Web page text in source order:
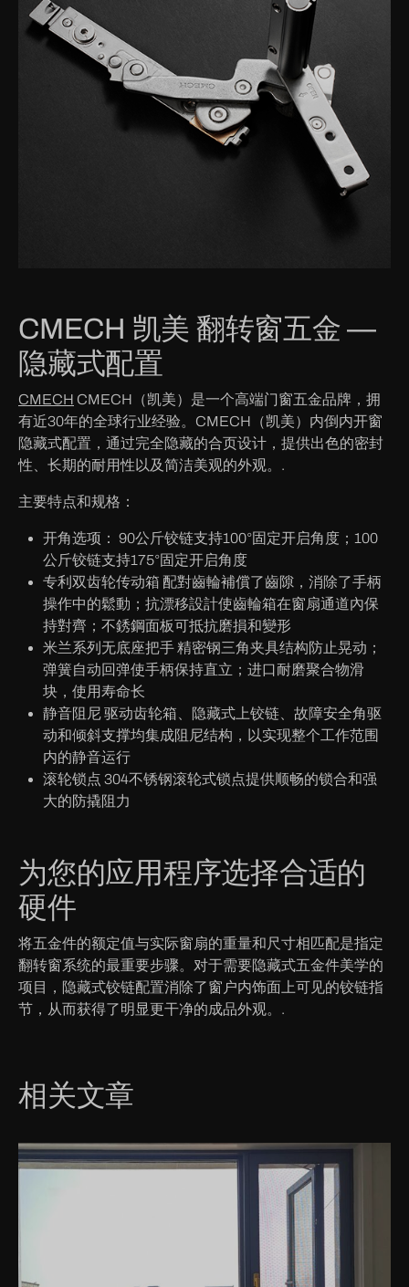
CMECH 凯美 翻转窗五金 —
隐藏式配置
CMECH CMECH（凯美）是一个高端门窗五金品牌，拥
有近30年的全球行业经验。CMECH（凯美）内倒内开窗
隐藏式配置，通过完全隐藏的合页设计，提供出色的密封
性、长期的耐用性以及简洁美观的外观。.
主要特点和规格：
开角选项： 90公斤铰链支持100°固定开启角度；100
公斤铰链支持175°固定开启角度
专利双齿轮传动箱 配對齒輪補償了齒隙，消除了手柄
操作中的鬆動；抗漂移設計使齒輪箱在窗扇通道內保
持對齊；不銹鋼面板可抵抗磨損和變形
米兰系列无底座把手精密钢三角夹具结构防止晃动；
弹簧自动回弹使手柄保持直立；进口耐磨聚合物滑
块，使用寿命长
静音阻尼驱动齿轮箱、隐藏式上铰链、故障安全角驱
动和倾斜支撑均集成阻尼结构，以实现整个工作范围
内的静音运行
滚轮锁点 304不锈钢滚轮式锁点提供顺畅的锁合和强
大的防撬阻力
为您的应用程序选择合适的
硬件
将五金件的额定值与实际窗扇的重量和尺寸相匹配是指定
翻转窗系统的最重要步骤。对于需要隐藏式五金件美学的
项目，隐藏式铰链配置消除了窗户内饰面上可见的铰链指
节，从而获得了明显更干净的成品外观。.
相关文章